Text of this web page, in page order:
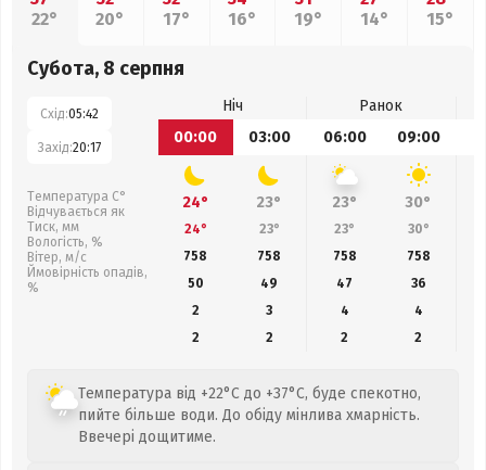
22°
20°
17°
16°
19°
14°
15°
Субота, 8 серпня
Схід:05:42
Захід:20:17
Температура С°
Відчувається як
Тиск, мм
Вологість, %
Вітер, м/с
Ймовірність опадів,
%
Ніч
Ранок
00:00
03:00 06:00 09:00
24° 23° 23° 30°
24° 23° 23° 30°
758
758 758 758
50
49 47 36
2
3 4
4
2
2 2 2
Температура від +22°C до +37°C, буде спекотно,
пийте більше води. До обіду мінлива хмарність.
Ввечері дощитиме.